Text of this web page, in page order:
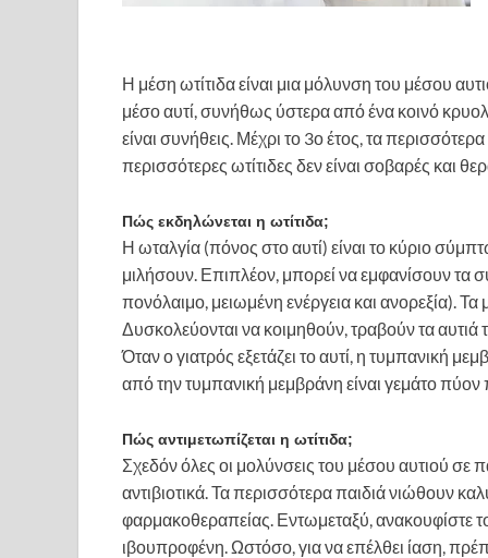
Η μέση ωτίτιδα είναι μια μόλυνση του μέσου
μέσο αυτί, συνήθως ύστερα από ένα κοινό
είναι συνήθεις. Μέχρι το 3ο έτος, τα
περισσότερες ωτίτιδες δεν είναι σοβαρές και
Πώς εκδηλώνεται η ωτίτιδα;
Η ωταλγία (πόνος στο αυτί) είναι το κύριο
μιλήσουν. Επιπλέον, μπορεί να εμφανίσουν
πονόλαιμο, μειωμένη ενέργεια και ανορεξία). Τα
Δυσκολεύονται να κοιμηθούν, τραβούν τα
Όταν ο γιατρός εξετάζει το αυτί, η τυμπανική
από την τυμπανική μεμβράνη είναι γεμάτο
Πώς αντιμετωπίζεται η ωτίτιδα;
Σχεδόν όλες οι μολύνσεις του μέσου αυτιού σε
αντιβιοτικά. Τα περισσότερα παιδιά νιώθουν
φαρμακοθεραπείας. Εντωμεταξύ, ανακουφίστε
ιβουπροφένη. Ωστόσο, για να επέλθει ίαση,